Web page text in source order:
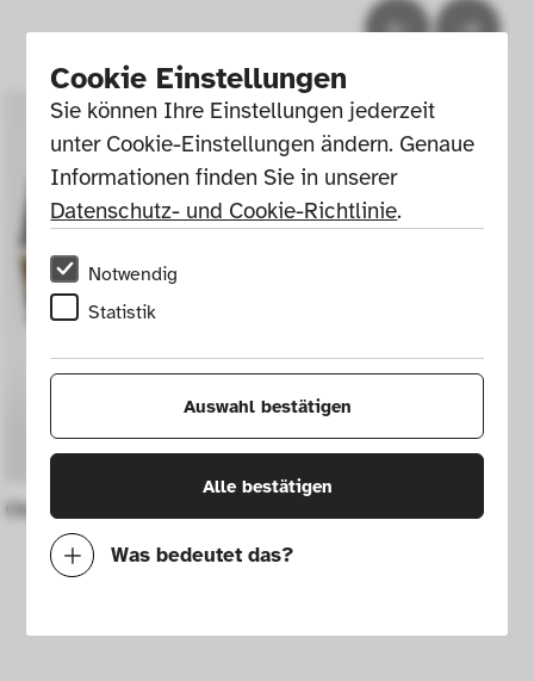
Cookie Einstellungen
Sie können Ihre Einstellungen jederzeit
unter Cookie-Einstellungen ändern. Genaue
Informationen finden Sie in unserer
Datenschutz- und Cookie-Richtlinie.
Notwendig
Statistik
Auswahl bestätigen
Alle bestätigen
Was bedeutet das?
Mit diesen Cookies können wir durch
Objekt